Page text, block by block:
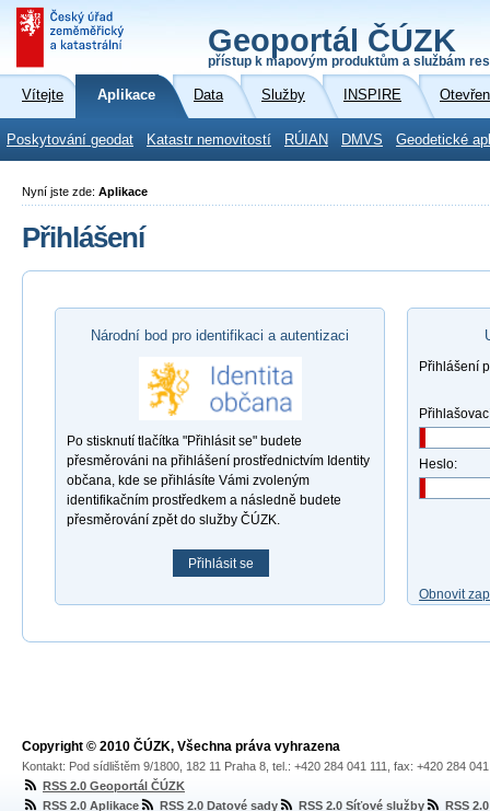
Geoportál ČÚZK
přístup k mapovým produktům a službám
Vítejte Aplikace Data Služby INSPIRE
Poskytování geodat Katastr nemovitostí RÚIAN DMVS Geodetické
Nyní jste zde: Aplikace
Přihlášení
Národní bod pro identifikaci a autentizaci
Po stisknutí tlačítka "Přihlásit se" budete
přesměrováni na přihlášení prostřednictvím Identity
občana, kde se přihlásíte Vámi zvoleným
identifikačním prostředkem a následně budete
přesměrování zpět do služby ČÚZK.
Přihlásit se
Přihlášení
Heslo:
Obnovit
Copyright © 2010 ČÚZK, Všechna práva vyhrazena
Kontakt: Pod sídlištěm 9/1800, 182 11 Praha 8, tel.: +420 284 041 111, fax: +420 284
RSS 2.0 Geoportál ČÚZK
RSS 2.0 Aplikace
RSS 2.0 Datové sady RSS 2.0 Síťové služby RSS